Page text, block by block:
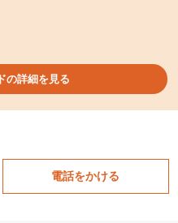
の詳細を見る
電話をかける